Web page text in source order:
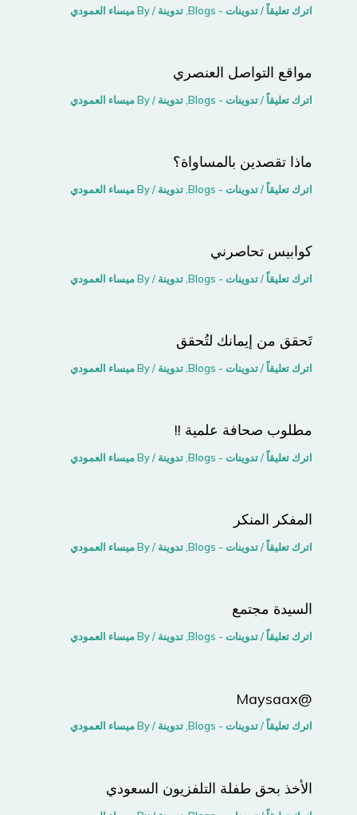
اترك تعليقاً /تدوينات - Blogs ,تدوينة / By ميساء العمودي
مواقع التواصل اﻟﻌﻨﺼﺮي
اترك تعليقاً /تدوينات - Blogs ,تدوينة / By ميساء العمودي
ماذا تقصدين بالمساواة؟
اترك تعليقاً /تدوينات - Blogs ,تدوينة / By ميساء العمودي
كوابيس تحاصرني
اترك تعليقاً /تدوينات - Blogs ,تدوينة / By ميساء العمودي
تَحقق من إيمانك لتُحقق
اترك تعليقاً /تدوينات - Blogs ,تدوينة / By ميساء العمودي
مطلوب صحافة علمية !!
اترك تعليقاً /تدوينات - Blogs ,تدوينة / By ميساء العمودي
المفكر المنكر
اترك تعليقاً /تدوينات - Blogs ,تدوينة / By ميساء العمودي
السيدة مجتمع
اترك تعليقاً /تدوينات - Blogs ,تدوينة / By ميساء العمودي
@Maysaax
اترك تعليقاً /تدوينات - Blogs ,تدوينة / By ميساء العمودي
الأخذ بحق طفلة التلفزيون السعودي